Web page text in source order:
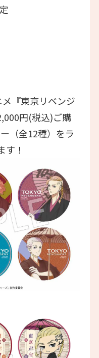
『東京リベンジ
円(税込)ご購
（全12種）をラ
す！